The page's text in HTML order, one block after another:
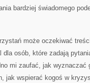
bardziej świadomego
może oczekiwać
dla osób, które zadają
mi zaufać, jak wyznaczać
jak wspierać kogoś w